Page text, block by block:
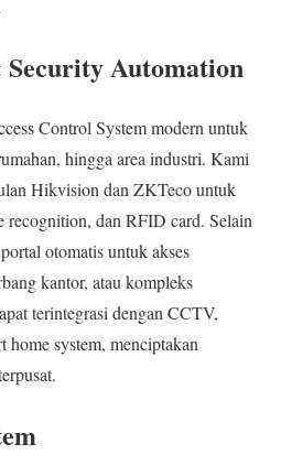
Automation
Control System modern untuk
hingga area industri. Kami
Hikvision dan ZKTeco untuk
recognition, dan RFID card. Selain
otomatis untuk akses
kantor, atau kompleks
terintegrasi dengan CCTV,
home system, menciptakan